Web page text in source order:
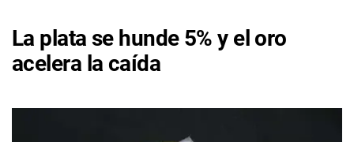
La plata se hunde 5% y el oro
acelera la caída